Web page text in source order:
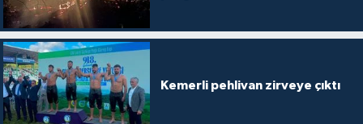
Kemerli pehlivan zirveye çıktı